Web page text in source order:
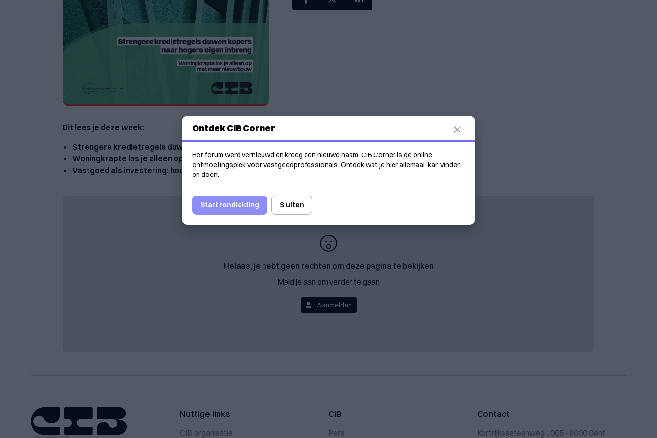
Dit lees je deze week:
Strengere kredietregels duwen kopers naar hogere eigen inbreng
Woningkrapte los je alleen op met meer nieuwbouw
Vastgoed als investering: houd rekening met deze invloedsfactoren
Helaas, je hebt geen rechten om deze pagina te bekijken
Meld je aan om verder te gaan
Aanmelden
Nuttige links
CIB organisatie
CIB
Pers
Contact
Kortrijksesteenweg 1005 - 9000 Gent
Ontdek CIB Corner
Het forum werd vernieuwd en kreeg een nieuwe naam. CIB Corner is de online
ontmoetingsplek voor vastgoedprofessionals. Ontdek wat je hier allemaal kan vinden
en doen.
Start rondleiding Sluiten